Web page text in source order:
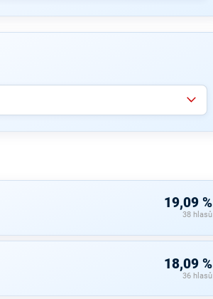
19,09 %
38 hlasů
18,09 %
36 hlasů